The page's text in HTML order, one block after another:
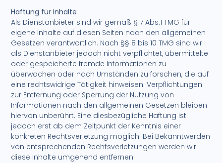
Haftung für Inhalte
Als Dienstanbieter sind wir gemäß § 7 Abs.1 TMG für
eigene Inhalte auf diesen Seiten nach den allgemeinen
Gesetzen verantwortlich. Nach §§ 8 bis 10 TMG sind wir
als Dienstanbieter jedoch nicht verpflichtet, übermittelte
oder gespeicherte fremde Informationen zu
überwachen oder nach Umständen zu forschen, die auf
eine rechtswidrige Tätigkeit hinweisen. Verpflichtungen
zur Entfernung oder Sperrung der Nutzung von
Informationen nach den allgemeinen Gesetzen bleiben
hiervon unberührt. Eine diesbezügliche Haftung ist
jedoch erst ab dem Zeitpunkt der Kenntnis einer
konkreten Rechtsverletzung möglich. Bei Bekanntwerden
von entsprechenden Rechtsverletzungen werden wir
diese Inhalte umgehend entfernen.